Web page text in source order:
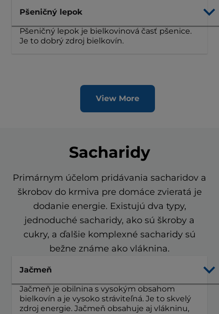
Pšeničný lepok
Pšeničný lepok je bielkovinová časť pšenice.
Je to dobrý zdroj bielkovín.
View More
Sacharidy
Primárnym účelom pridávania sacharidov a
škrobov do krmiva pre domáce zvieratá je
dodanie energie. Existujú dva typy,
jednoduché sacharidy, ako sú škroby a
cukry, a ďalšie komplexné sacharidy sú
bežne známe ako vláknina.
Jačmeň
Jačmeň je obilnina s vysokým obsahom
bielkovín a je vysoko stráviteľná. Je to skvelý
zdroj energie. Jačmeň obsahuje aj vlákninu,